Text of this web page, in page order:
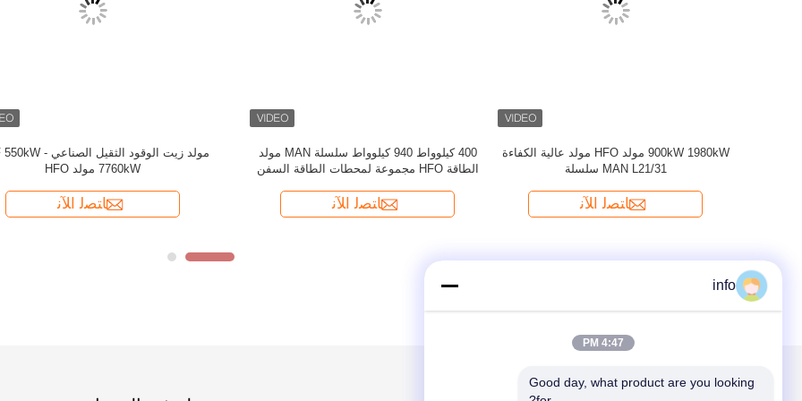
info
4:47 PM
Good day, what product are you looking